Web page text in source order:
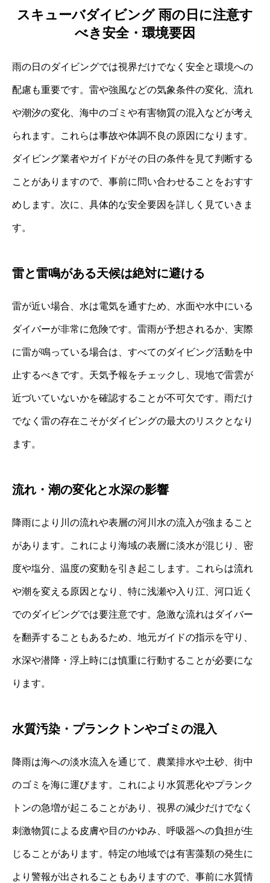
スキューバダイビング 雨の日に注意す
べき安全・環境要因
雨の日のダイビングでは視界だけでなく安全と環境への
配慮も重要です。雷や強風などの気象条件の変化、流れ
や潮汐の変化、海中のゴミや有害物質の混入などが考え
られます。これらは事故や体調不良の原因になります。
ダイビング業者やガイドがその日の条件を見て判断する
ことがありますので、事前に問い合わせることをおすす
めします。次に、具体的な安全要因を詳しく見ていきま
す。
雷と雷鳴がある天候は絶対に避ける
雷が近い場合、水は電気を通すため、水面や水中にいる
ダイバーが非常に危険です。雷雨が予想されるか、実際
に雷が鳴っている場合は、すべてのダイビング活動を中
止するべきです。天気予報をチェックし、現地で雷雲が
近づいていないかを確認することが不可欠です。雨だけ
でなく雷の存在こそがダイビングの最大のリスクとなり
ます。
流れ・潮の変化と水深の影響
降雨により川の流れや表層の河川水の流入が強まること
があります。これにより海域の表層に淡水が混じり、密
度や塩分、温度の変動を引き起こします。これらは流れ
や潮を変える原因となり、特に浅瀬や入り江、河口近く
でのダイビングでは要注意です。急激な流れはダイバー
を翻弄することもあるため、地元ガイドの指示を守り、
水深や潜降・浮上時には慎重に行動することが必要にな
ります。
水質汚染・プランクトンやゴミの混入
降雨は海への淡水流入を通じて、農業排水や土砂、街中
のゴミを海に運びます。これにより水質悪化やプランク
トンの急増が起こることがあり、視界の減少だけでなく
刺激物質による皮膚や目のかゆみ、呼吸器への負担が生
じることがあります。特定の地域では有害藻類の発生に
より警報が出されることもありますので、事前に水質情